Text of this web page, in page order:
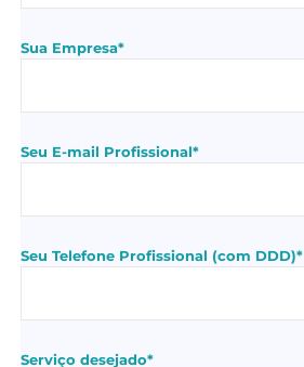
Sua Empresa*
Seu E-mail Profissional*
Seu Telefone Profissional (com DDD)*
Serviço desejado*